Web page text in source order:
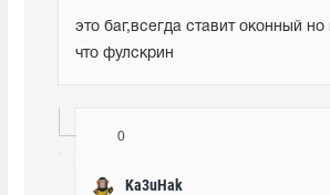
это баг,всегда ставит оконный
что фулскрин
0
Ka3uHak